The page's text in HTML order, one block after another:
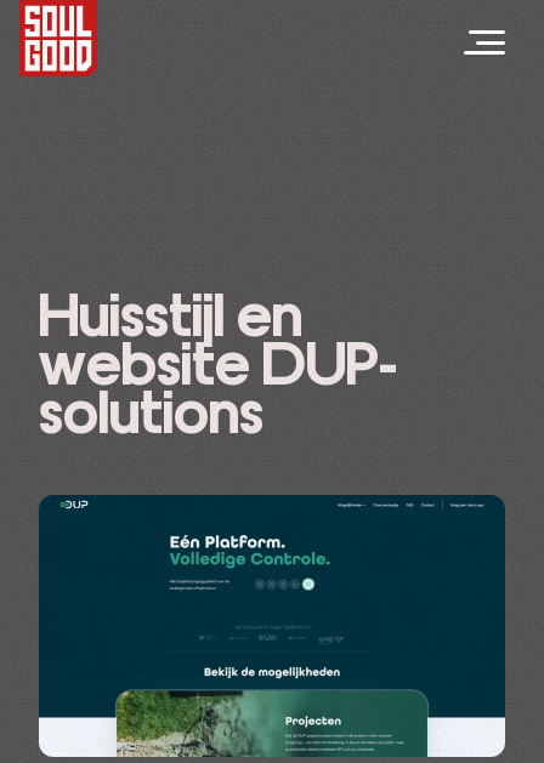
Huisstijl en
website DUP-
solutions